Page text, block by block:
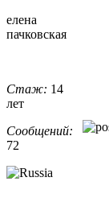
елена
пачковская
Стаж: 14
лет
Сообщений:
72